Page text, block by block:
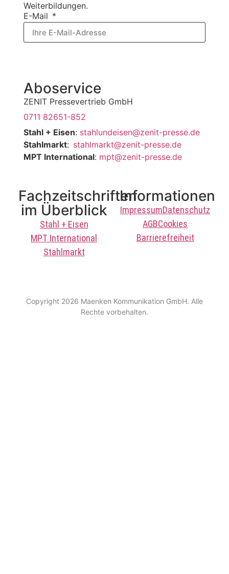
Weiterbildungen.
E-Mail
Aboservice
ZENIT Pressevertrieb GmbH
0711 82651-852
Stahl + Eisen: stahlundeisen@zenit-presse.de
Stahlmarkt: stahlmarkt@zenit-presse.de
MPT International: mpt@zenit-presse.de
Fachzeitschriften
im Überblick
Stahl + Eisen
MPT International
Stahlmarkt
Informationen
ImpressumDatenschutz
AGBCookies
Barrierefreiheit
Copyright 2026 Maenken Kommunikation GmbH. Alle
Rechte vorbehalten.